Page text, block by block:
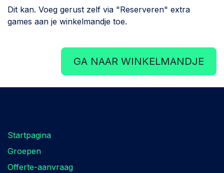
Dit kan. Voeg gerust zelf via "Reserveren" extra
games aan je winkelmandje toe.
GA NAAR WINKELMANDJE
Startpagina
Groepen
Offerte-aanvraag